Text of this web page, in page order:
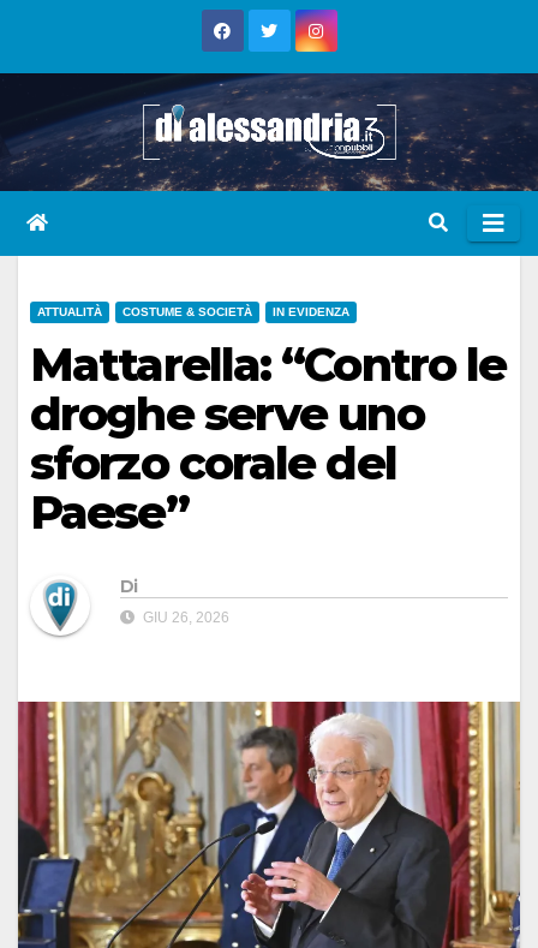
ATTUALITÀ COSTUME & SOCIETÀ IN EVIDENZA
Mattarella: “Contro le
droghe serve uno
sforzo corale del
Paese”
Di
GIU 26, 2026